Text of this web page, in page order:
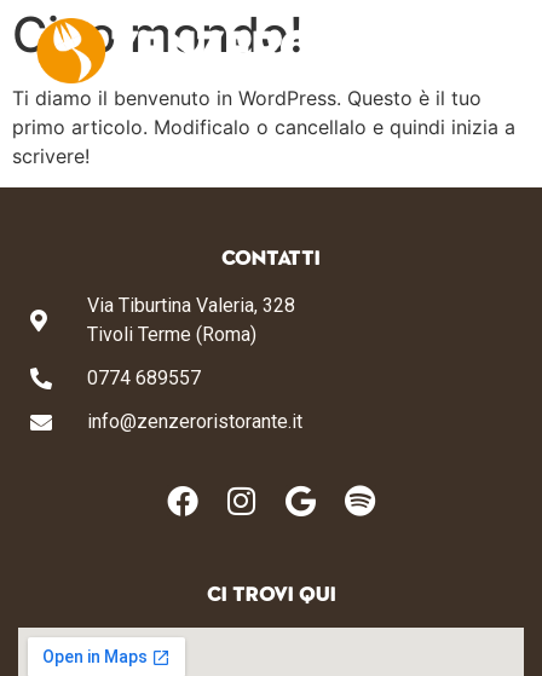
Ciao mondo!
Ti diamo il benvenuto in WordPress. Questo è il tuo
primo articolo. Modificalo o cancellalo e quindi inizia a
scrivere!
CI TROVI QUI
CONTATTI
Via Tiburtina Valeria, 328
Tivoli Terme (Roma)
0774 689557
info@zenzeroristorante.it